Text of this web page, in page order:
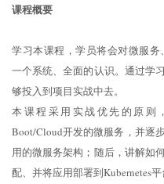
课程概要
学习本课程，学员将会对微服务
一个系统、全面的认识。通过学
够投入到项目实战中去。
本课程采用实战优先的原则
Boot/Cloud开发的微服务，并逐
用的微服务架构；随后，讲解如
配、并将应用部署到Kubernetes平